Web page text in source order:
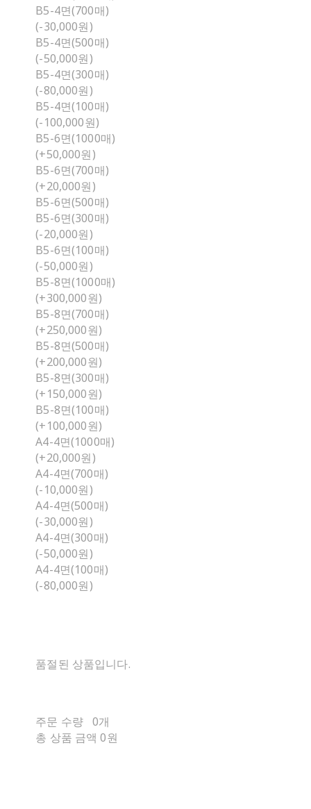
B5-4면(700매)
(-30,000원)
B5-4면(500매)
(-50,000원)
B5-4면(300매)
(-80,000원)
B5-4면(100매)
(-100,000원)
B5-6면(1000매)
(+50,000원)
B5-6면(700매)
(+20,000원)
B5-6면(500매)
B5-6면(300매)
(-20,000원)
B5-6면(100매)
(-50,000원)
B5-8면(1000매)
(+300,000원)
B5-8면(700매)
(+250,000원)
B5-8면(500매)
(+200,000원)
B5-8면(300매)
(+150,000원)
B5-8면(100매)
(+100,000원)
A4-4면(1000매)
(+20,000원)
A4-4면(700매)
(-10,000원)
A4-4면(500매)
(-30,000원)
A4-4면(300매)
(-50,000원)
A4-4면(100매)
(-80,000원)
품절된 상품입니다.
주문 수량 0개
총 상품 금액 0원